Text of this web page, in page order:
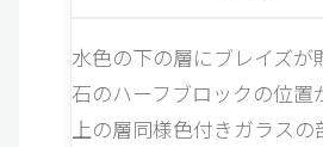
水色の下の層にブレイズが
石のハーフブロックの位
上の層同様色付きガラスの